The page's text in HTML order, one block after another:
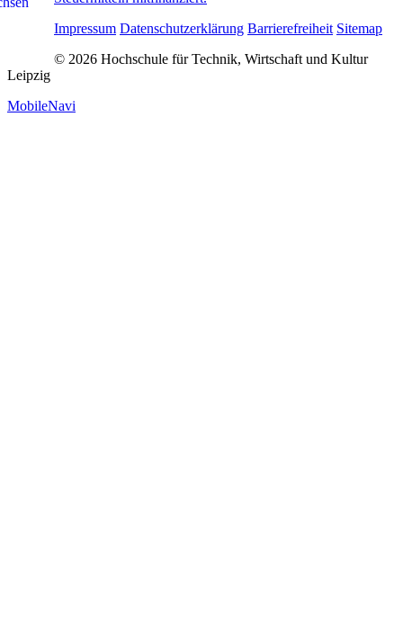
Impressum Datenschutzerklärung Barrierefreiheit Sitemap
© 2026 Hochschule für Technik, Wirtschaft und Kultur
Leipzig
MobileNavi